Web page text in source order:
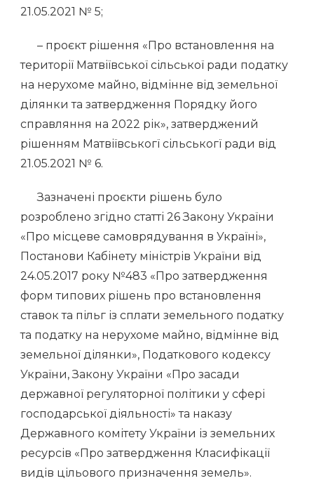
21.05.2021 № 5;
– проєкт рішення «Про встановлення на
території Матвіївської сільської ради податку
на нерухоме майно, відмінне від земельної
ділянки та затвердження Порядку його
справляння на 2022 рік», затверджений
рішенням Матвіївськогї сільськогї ради від
21.05.2021 № 6.
Зазначені проєкти рішень було
розроблено згідно статті 26 Закону України
«Про місцеве самоврядування в Україні»,
Постанови Кабінету міністрів України від
24.05.2017 року №483 «Про затвердження
форм типових рішень про встановлення
ставок та пільг із сплати земельного податку
та податку на нерухоме майно, відмінне від
земельної ділянки», Податкового кодексу
України, Закону України «Про засади
державної регуляторної політики у сфері
господарської діяльності» та наказу
Державного комітету України із земельних
ресурсів «Про затвердження Класифікації
видів цільового призначення земель».